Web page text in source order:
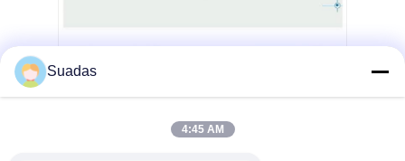
Suadas
4:45 AM